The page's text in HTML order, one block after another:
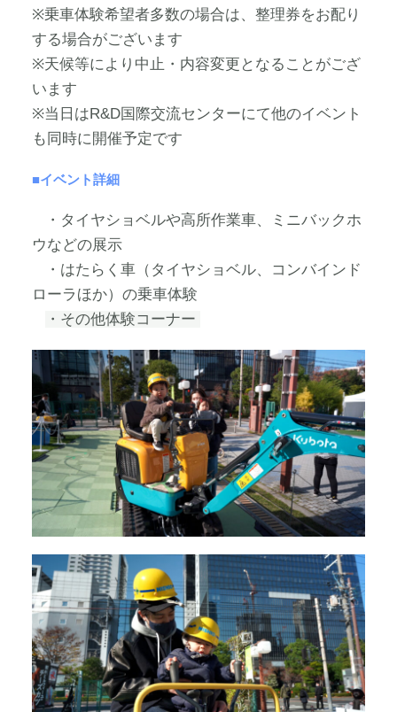
※乗車体験希望者多数の場合は、整理券をお配り
する場合がございます
※天候等により中止・内容変更となることがござ
います
※当日はR&D国際交流センターにて他のイベント
も同時に開催予定です
■イベント詳細
・タイヤショベルや高所作業車、ミニバックホ
ウなどの展示
・はたらく車（タイヤショベル、コンバインド
ローラほか）の乗車体験
・その他体験コーナー